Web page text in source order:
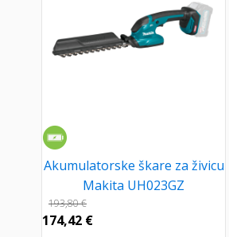
Akumulatorske škare za živicu
Makita UH023GZ
193,80€
174,42 €